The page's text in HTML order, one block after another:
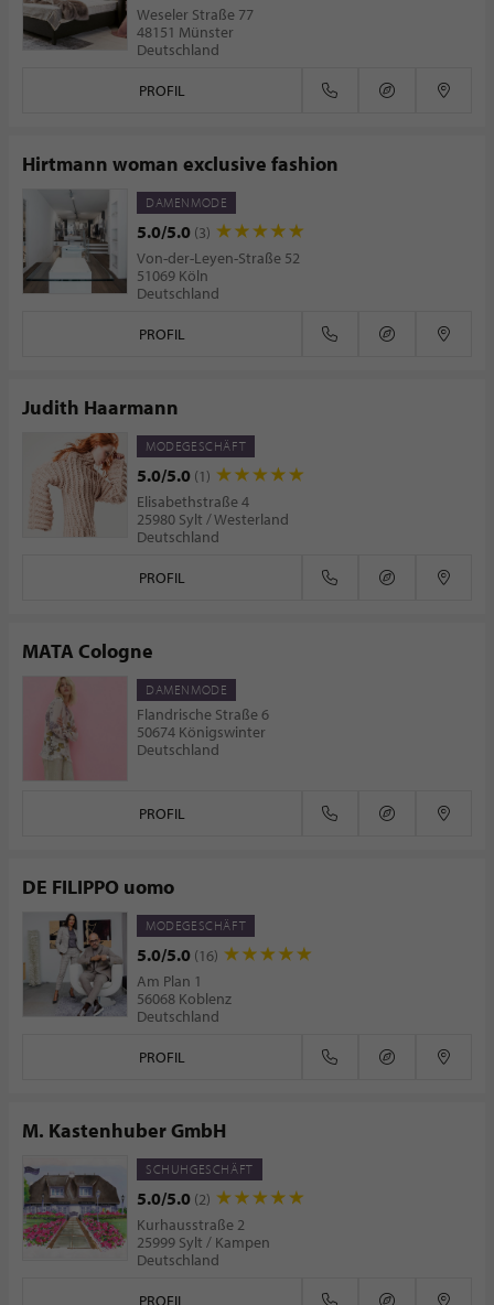
Weseler Straße 77
48151 Münster
Deutschland
PROFIL
Hirtmann woman exclusive fashion
DAMENMODE
5.0/5.0 (3)
Von-der-Leyen-Straße 52
51069 Köln
Deutschland
PROFIL
Judith Haarmann
MODEGESCHÄFT
5.0/5.0 (1)
Elisabethstraße 4
25980 Sylt / Westerland
Deutschland
PROFIL
MATA Cologne
DAMENMODE
Flandrische Straße 6
50674 Königswinter
Deutschland
PROFIL
DE FILIPPO uomo
MODEGESCHÄFT
5.0/5.0 (16)
Am Plan 1
56068 Koblenz
Deutschland
PROFIL
M. Kastenhuber GmbH
SCHUHGESCHÄFT
5.0/5.0 (2)
Kurhausstraße 2
25999 Sylt / Kampen
Deutschland
PROFIL